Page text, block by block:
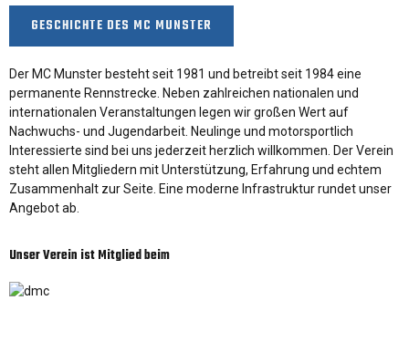
GESCHICHTE DES MC MUNSTER
Der MC Munster besteht seit 1981 und betreibt seit 1984 eine
permanente Rennstrecke. Neben zahlreichen nationalen und
internationalen Veranstaltungen legen wir großen Wert auf
Nachwuchs- und Jugendarbeit. Neulinge und motorsportlich
Interessierte sind bei uns jederzeit herzlich willkommen. Der Verein
steht allen Mitgliedern mit Unterstützung, Erfahrung und echtem
Zusammenhalt zur Seite. Eine moderne Infrastruktur rundet unser
Angebot ab.
Unser Verein ist Mitglied beim